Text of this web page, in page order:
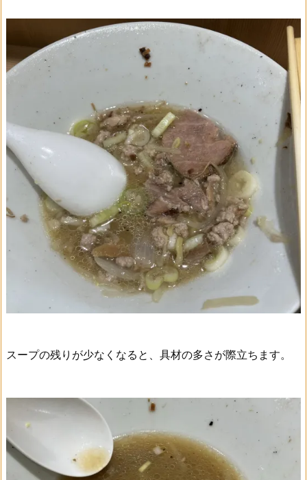
スープの残りが少なくなると、具材の多さが際立ちます。